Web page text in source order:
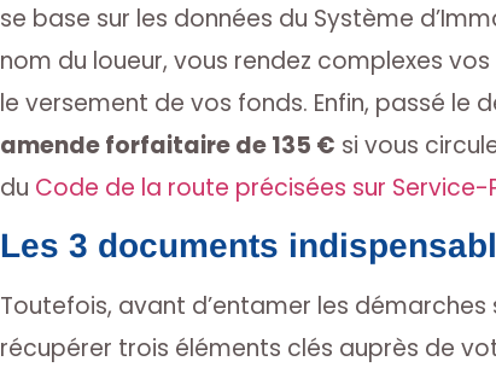
se base sur les données du Système
nom du loueur, vous rendez complexes
le versement de vos fonds. Enfin, passé le
amende forfaitaire de 135 € si vous
du Code de la route précisées sur Service-
Les 3 documents
Toutefois, avant d’entamer les
récupérer trois éléments clés auprès de